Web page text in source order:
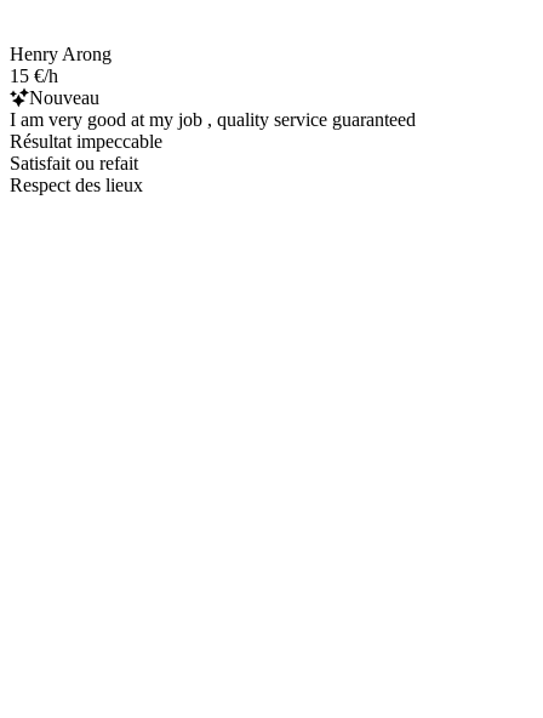
Henry Arong
15 €/h
Nouveau
I am very good at my job , quality service guaranteed
Résultat impeccable
Satisfait ou refait
Respect des lieux